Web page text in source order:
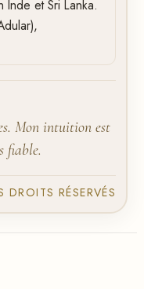
Inde et Sri Lanka.
Mon intuition est
fiable.
RÉSERVÉS